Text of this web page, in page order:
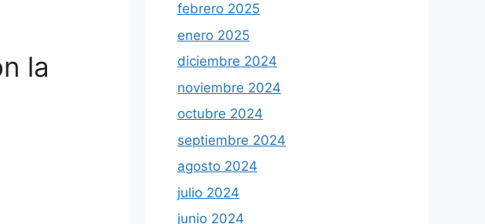
la
febrero 2025
enero 2025
diciembre 2024
noviembre 2024
octubre 2024
septiembre 2024
agosto 2024
julio 2024
junio 2024